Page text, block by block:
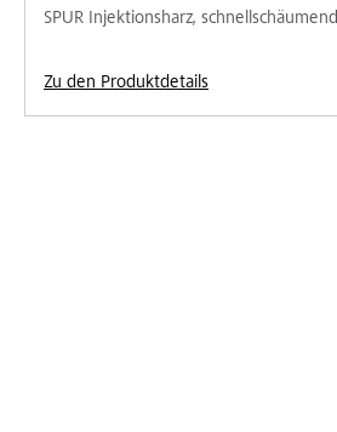
SPUR Injektionsharz, schnellschäumend
Zu den Produktdetails